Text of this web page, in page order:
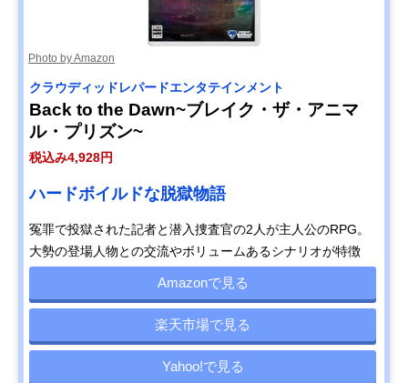
Photo by Amazon
クラウディッドレパードエンタテインメント
Back to the Dawn~ブレイク・ザ・アニマ
ル・プリズン~
税込み4,928円
ハードボイルドな脱獄物語
冤罪で投獄された記者と潜入捜査官の2人が主人公のRPG。
大勢の登場人物との交流やボリュームあるシナリオが特徴
Amazonで見る
楽天市場で見る
Yahoo!で見る